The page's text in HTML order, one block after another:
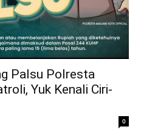
Palsu Polresta
Yuk Kenali Ciri-
0